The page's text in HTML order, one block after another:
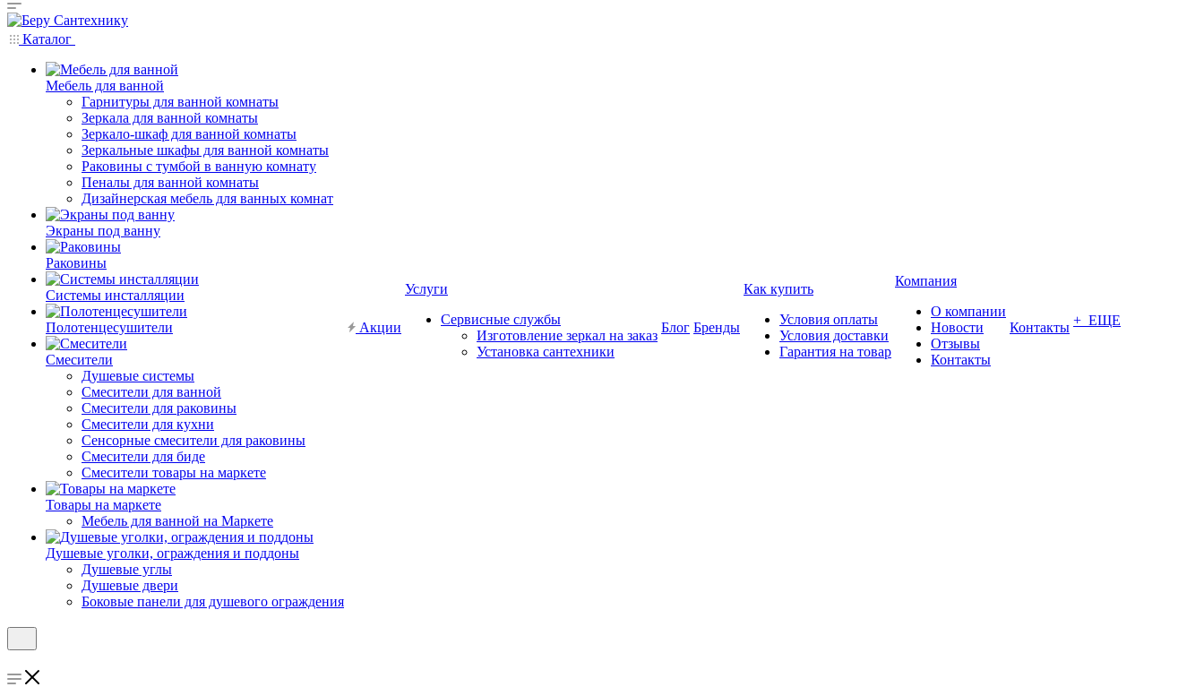
Каталог
Мебель для ванной
Гарнитуры для ванной комнаты
Зеркала для ванной комнаты
Зеркало-шкаф для ванной комнаты
Зеркальные шкафы для ванной комнаты
Раковины с тумбой в ванную комнату
Пеналы для ванной комнаты
Дизайнерская мебель для ванных комнат
Экраны под ванну
Раковины
Системы инсталляции
Полотенцесушители
Смесители
Душевые системы
Смесители для ванной
Смесители для раковины
Смесители для кухни
Сенсорные смесители для раковины
Смесители для биде
Смесители товары на маркете
Товары на маркете
Мебель для ванной на Маркете
Душевые уголки, ограждения и поддоны
Душевые углы
Душевые двери
Боковые панели для душевого ограждения
Акции
Услуги
Сервисные службы
Изготовление зеркал на заказ
Установка сантехники
Блог Бренды
Как купить
Условия оплаты
Условия доставки
Гарантия на товар
Компания
О компании
Новости
Отзывы
Контакты
Контакты + ЕЩЕ